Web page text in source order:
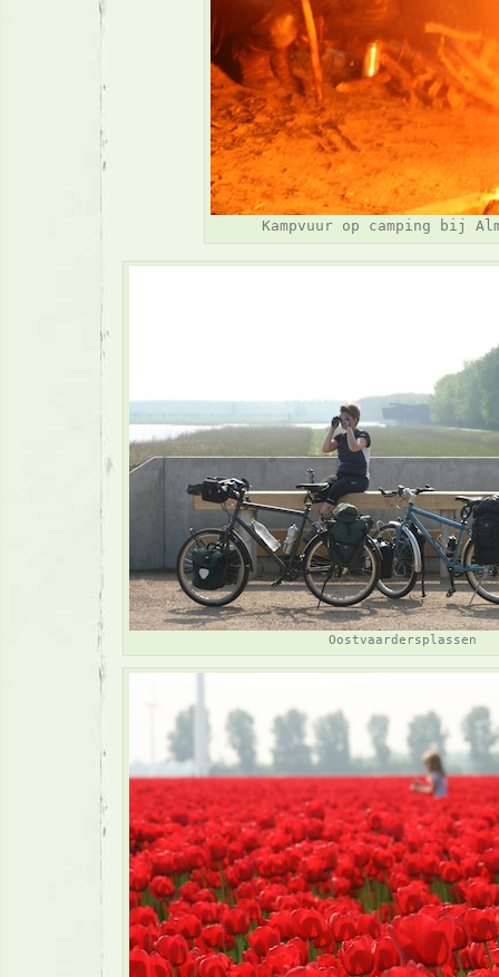
Kampvuur op camping bij
Oostvaardersplassen